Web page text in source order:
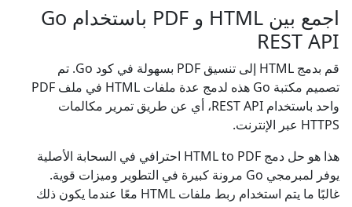
اجمع بين HTML و PDF باستخدام Go
REST API
قم بدمج HTML إلى تنسيق PDF بسهولة في كود Go. تم
تصميم مكتبة Go هذه لدمج عدة ملفات HTML في ملف PDF
واحد باستخدام REST API، أي عن طريق تمرير مكالمات
HTTPS عبر الإنترنت.
هذا هو حل دمج HTML to PDF احترافي في السحابة الأصلية
يوفر لمبرمجي Go مرونة كبيرة في التطوير وميزات قوية.
غالبًا ما يتم استخدام ربط ملفات HTML معًا عندما يكون ذلك